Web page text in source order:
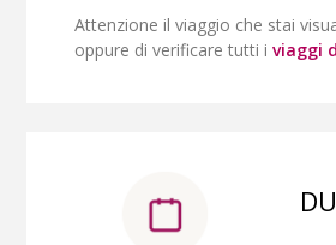
Attenzione il viaggio che stai
oppure di verificare tutti i viaggi